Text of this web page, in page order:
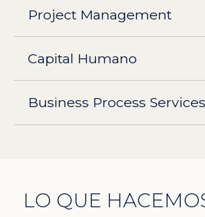
Project Management
Capital Humano
Business Process Services
LO QUE